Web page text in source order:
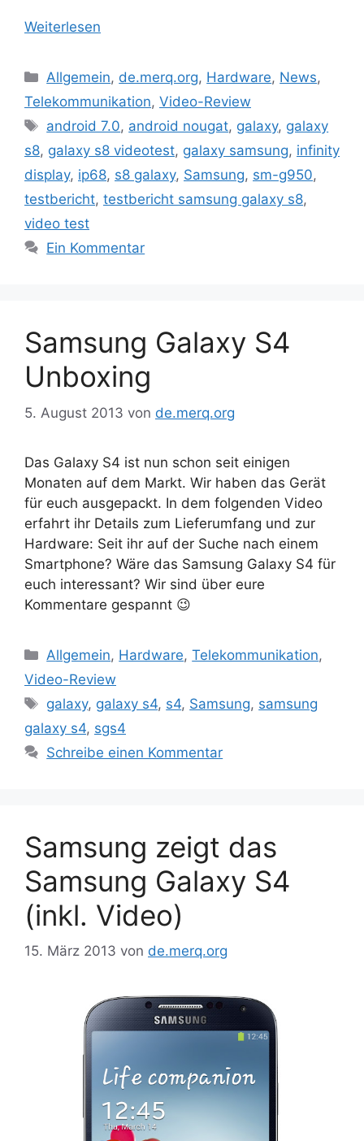
Weiterlesen
Kategorien
Allgemein, de.merq.org, Hardware, News,
Telekommunikation, Video-Review
Schlagwörter
android 7.0, android nougat, galaxy, galaxy
s8, galaxy s8 videotest, galaxy samsung, infinity
display, ip68, s8 galaxy, Samsung, sm-g950,
testbericht, testbericht samsung galaxy s8,
video test
Ein Kommentar
Samsung Galaxy S4
Unboxing
5. August 2013 von de.merq.org
Das Galaxy S4 ist nun schon seit einigen
Monaten auf dem Markt. Wir haben das Gerät
für euch ausgepackt. In dem folgenden Video
erfahrt ihr Details zum Lieferumfang und zur
Hardware: Seit ihr auf der Suche nach einem
Smartphone? Wäre das Samsung Galaxy S4 für
euch interessant? Wir sind über eure
Kommentare gespannt 😉
Kategorien
Allgemein, Hardware,Telekommunikation,
Video-Review
Schlagwörter
galaxy, galaxy s4, s4, Samsung, samsung
galaxy s4, sgs4
Schreibe einen Kommentar
Samsung zeigt das
Samsung Galaxy S4
(inkl. Video)
15. März 2013 von de.merq.org